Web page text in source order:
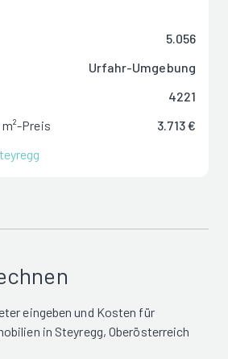
5.056
Urfahr-Umgebung
4221
Preis
3.713 €
eingeben und Kosten für
in Steyregg, Oberösterreich